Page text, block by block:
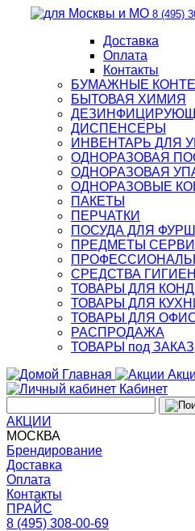
8 (495)
Доставка
Оплата
Контакты
БУМАЖНЫЕ
БЫТОВАЯ ХИМИЯ
ДИСПЕНСЕРЫ
ИНВЕНТАРЬ ДЛЯ
ОДНОРАЗОВАЯ
ОДНОРАЗОВАЯ
ОДНОРАЗОВЫЕ
ПАКЕТЫ
ПЕРЧАТКИ
ПОСУДА ДЛЯ
ПРЕДМЕТЫ
СРЕДСТВА
ТОВАРЫ ДЛЯ
ТОВАРЫ ДЛЯ
ТОВАРЫ ДЛЯ
РАСПРОДАЖА
ТОВАРЫ под ЗАКАЗ
Главная
Кабинет
АКЦИИ
МОСКВА
Брендирование
Доставка
Оплата
Контакты
ПРАЙС
8 (495) 308-00-69